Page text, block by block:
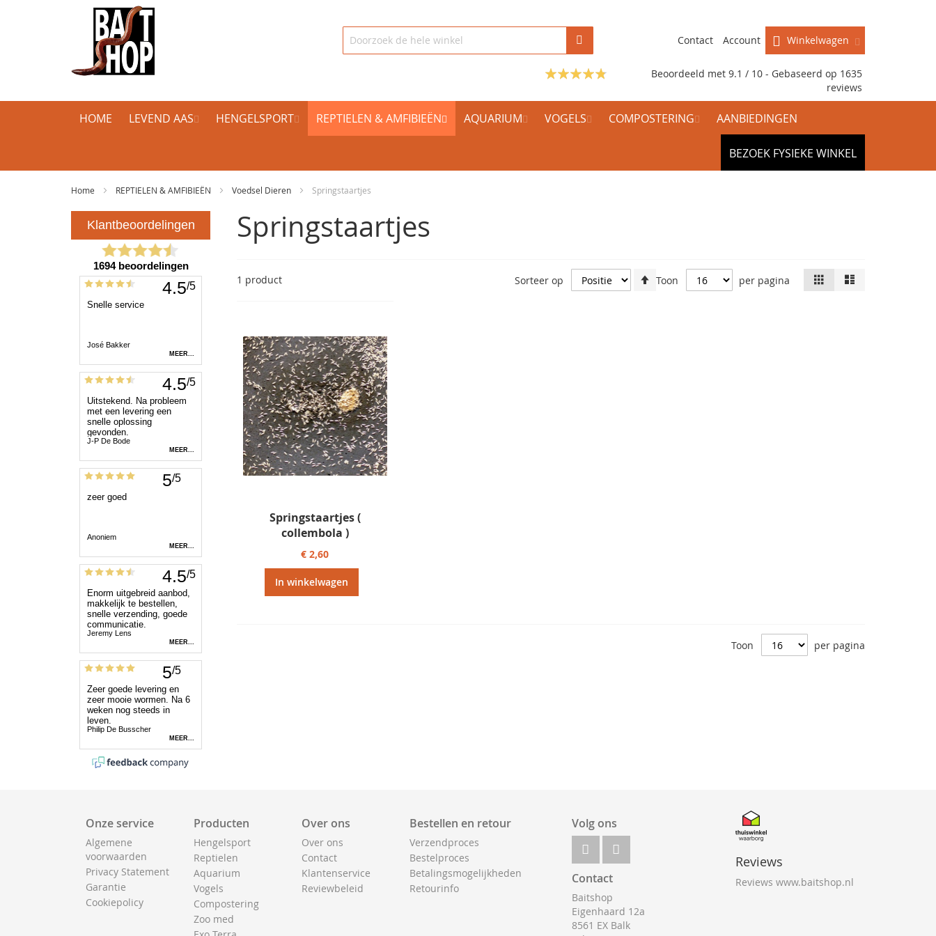
Winkelwagen
Contact Account
Beoordeeld met 9.1 / 10 - Gebaseerd op 1635
reviews
HOME LEVEND AAS HENGELSPORT REPTIELEN & AMFIBIEËN AQUARIUM VOGELS COMPOSTERING AANBIEDINGEN
BEZOEK FYSIEKE WINKEL
Home REPTIELEN & AMFIBIEËN Voedsel Dieren Springstaartjes
Springstaartjes
Tonen
als
Foto-
tabel
1 product Toon per pagina
Sorteer op
Van
hoog
Springstaartjes (
collembola )
€ 2,60
In winkelwagen
Toon per pagina
Onze service
Algemene
voorwaarden
Privacy Statement
Garantie
Cookiepolicy
Producten
Hengelsport
Reptielen
Aquarium
Vogels
Compostering
Zoo med
Over ons
Over ons
Contact
Klantenservice
Reviewbeleid
Bestellen en retour
Verzendproces
Bestelproces
Betalingsmogelijkheden
Retourinfo
Volg ons
Contact
Baitshop
Eigenhaard 12a
8561 EX Balk
Reviews
Reviews www.baitshop.nl